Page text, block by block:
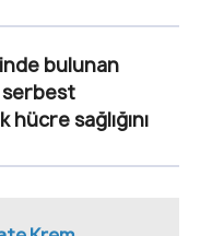
bulunan
serbest
sağlığını